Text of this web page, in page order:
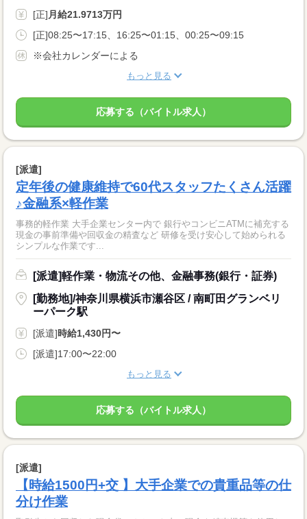
[正] 月給21.9713万円
[正]08:25〜17:15、16:25〜01:15、00:25〜09:15
※会社カレンダーによる
もっと見る
応募する（バイトル求人）
[派遣]
定年後の健康維持で60代スタッフたくさん活躍
♪金融系×軽作業
事務的軽作業 大手企業センター内で 銀行やコンビニATMに補充する
現金の事前準備や回収金の精査など 研修を受け安心して始められる
シンプルな作業です...
[派遣]軽作業・物流その他、金融事務(銀行・証券)
[勤務地]/神奈川県横浜市瀬谷区 / 南町田グランベリ
ーパーク駅
[派遣]時給1,430円〜
[派遣]17:00〜22:00
もっと見る
応募する（バイトル求人）
[派遣]
【時給1500円+交 】大手企業での貴重品等の仕
分け作業